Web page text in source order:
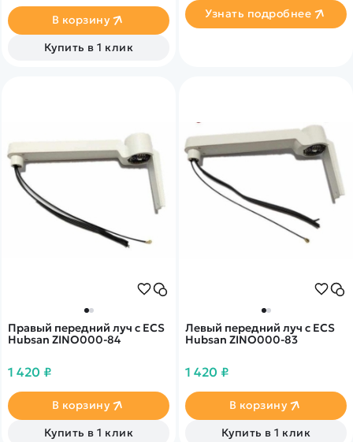
Узнать подробнее
В корзину
Купить в 1 клик
Правый передний луч с ECS
Hubsan ZINO000-84
1 420 ₽
В корзину
Купить в 1 клик
Левый передний луч с ECS
Hubsan ZINO000-83
1 420 ₽
В корзину
Купить в 1 клик